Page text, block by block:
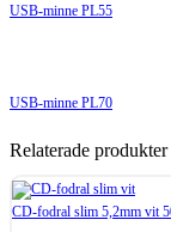
USB-minne PL55
USB-minne PL70
Relaterade produkter
CD-fodral slim 5,2mm vit